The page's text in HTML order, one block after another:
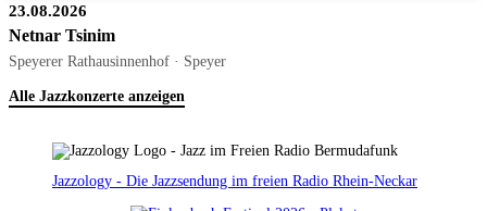
23.08.2026
Netnar Tsinim
Speyerer Rathausinnenhof · Speyer
Alle Jazzkonzerte anzeigen
Jazzology - Die Jazzsendung im freien Radio Rhein-Neckar